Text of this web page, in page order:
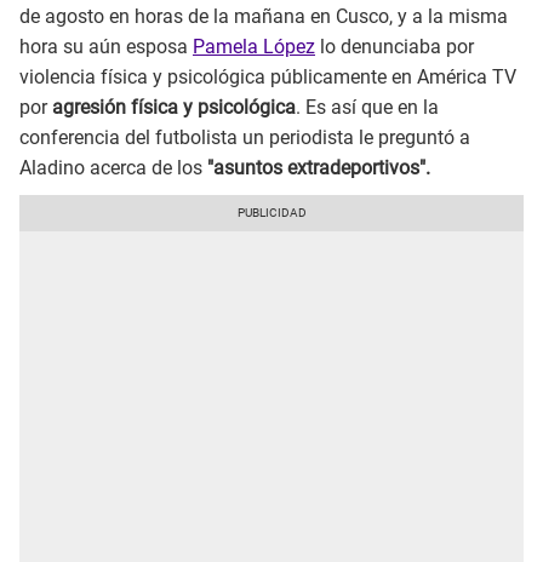
de agosto en horas de la mañana en Cusco, y a la misma
hora su aún esposa Pamela López lo denunciaba por
violencia física y psicológica públicamente en América TV
por agresión física y psicológica. Es así que en la
conferencia del futbolista un periodista le preguntó a
Aladino acerca de los "asuntos extradeportivos".